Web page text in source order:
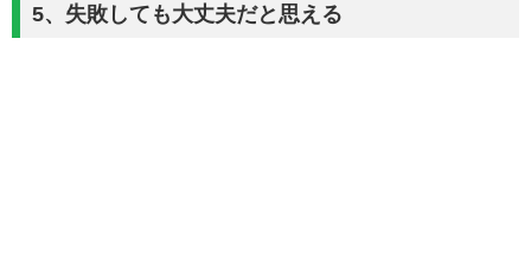
5、失敗しても大丈夫だと思える